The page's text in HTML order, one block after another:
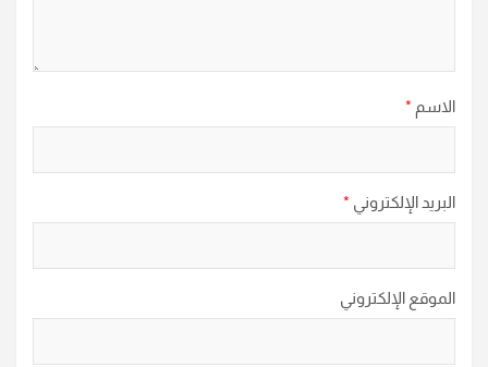
الاسم *
البريد الإلكتروني *
الموقع الإلكتروني